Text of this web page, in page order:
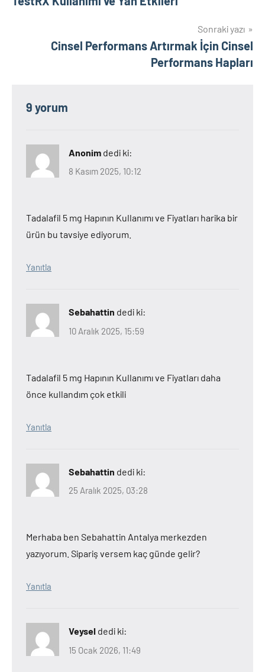
gezinmesi
Sonraki yazı
Cinsel Performans Artırmak İçin Cinsel
Performans Hapları
9 yorum
Anonim dedi ki:
8 Kasım 2025, 10:12
Tadalafil 5 mg Hapının Kullanımı ve Fiyatları harika bir
ürün bu tavsiye ediyorum.
Yanıtla
Sebahattin dedi ki:
10 Aralık 2025, 15:59
Tadalafil 5 mg Hapının Kullanımı ve Fiyatları daha
önce kullandım çok etkili
Yanıtla
Sebahattin dedi ki:
25 Aralık 2025, 03:28
Merhaba ben Sebahattin Antalya merkezden
yazıyorum. Sipariş versem kaç günde gelir?
Yanıtla
Veysel dedi ki:
15 Ocak 2026, 11:49